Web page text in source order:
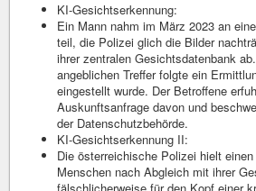
KI-Gesichtserkennung:
Ein Mann nahm im März 2023 an
teil, die Polizei glich die Bilder
ihrer zentralen Gesichtsdatenbank
angeblichen Treffer folgte ein
eingestellt wurde. Der Betroffene
Auskunftsanfrage davon und
der Datenschutzbehörde.
KI-Gesichtserkennung II:
Die österreichische Polizei hielt
Menschen nach Abgleich mit ihrer